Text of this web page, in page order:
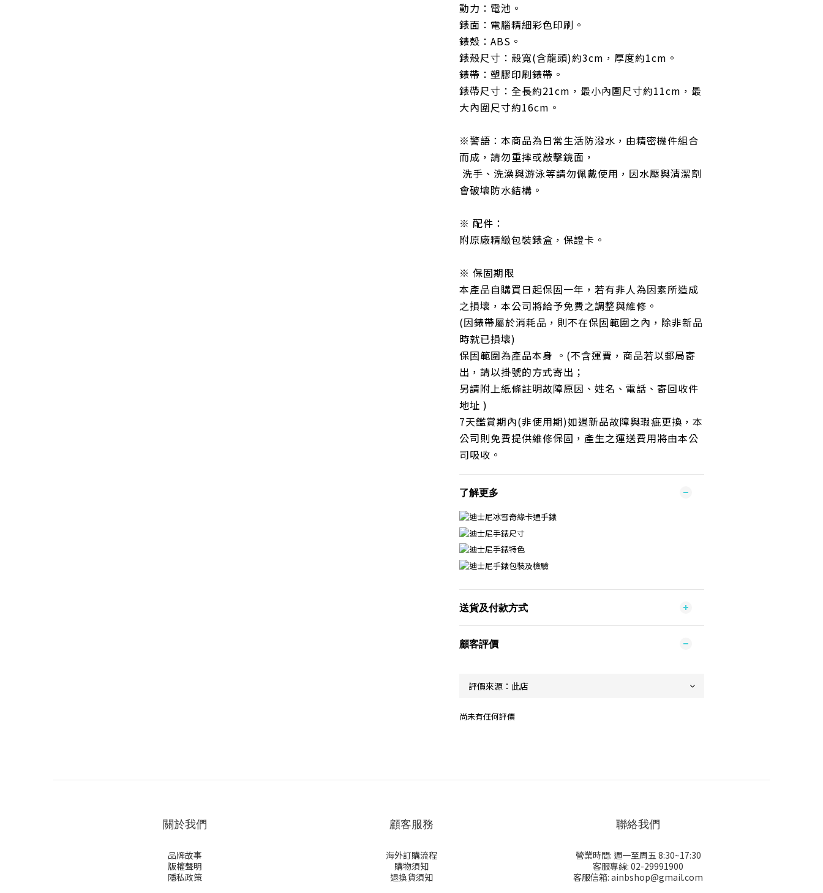
動力：電池。
錶面：電腦精細彩色印刷。
錶殼：ABS。
錶殼尺寸：殼寬(含龍頭)約3cm，厚度約1cm。
錶帶：塑膠印刷錶帶 。
錶帶尺寸：全長約21cm， 最小內圍尺寸約11cm，最
大內圍尺寸約16cm。
※警語：本商品為日常生活防潑水，由精密機件組合
而成，請勿重摔或敲擊鏡面，
洗手、洗澡與游泳等請勿佩戴使用，因水壓與清潔劑
會破壞防水結構。
※ 配件：
附原廠精緻包裝錶盒，保證卡。
※ 保固期限
本產品自購買日起保固一年，若有非人為因素所造成
之損壞，本公司將給予免費之調整與維修。
(因錶帶屬於消耗品，則不在保固範圍之內，除非新品
時就已損壞)
保固範圍為產品本身 。(不含運費，商品若以郵局寄
出，請以掛號的方式寄出；
另請附上紙條註明故障原因、姓名、電話、寄回收件
地址 )
7天鑑賞期內(非使用期)如遇新品故障與瑕疵更換，本
公司則免費提供維修保固，產生之運送費用將由本公
司吸收。
了解更多
送貨及付款方式
顧客評價
尚未有任何評價
關於我們
品牌故事
版權聲明
隱私政策
顧客服務
海外訂購流程
購物須知
退換貨須知
聯絡我們
營業時間: 週一至周五 8:30~17:30
客服專線: 02-29991900
客服信箱: ainbshop@gmail.com